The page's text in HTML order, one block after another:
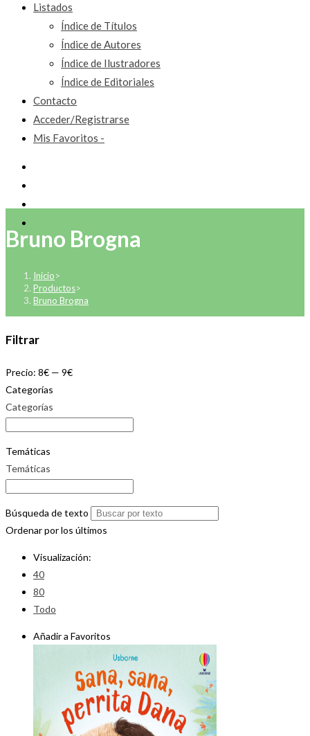
Listados
Índice de Títulos
Índice de Autores
Índice de Ilustradores
Índice de Editoriales
Contacto
Acceder/Registrarse
Mis Favoritos -
Bruno Brogna
Inicio>
Productos>
Bruno Brogna
Filtrar
Precio: 8€ — 9€
Categorías
Categorías
Temáticas
Temáticas
Búsqueda de texto
Ordenar por los últimos
Visualización:
40
80
Todo
Añadir a Favoritos